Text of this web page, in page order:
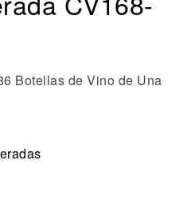
Botellas de Vino de Una